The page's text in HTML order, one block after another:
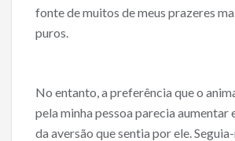
fonte de muitos de meus prazeres
puros.
No entanto, a preferência que o
pela minha pessoa parecia aumentar
da aversão que sentia por ele.